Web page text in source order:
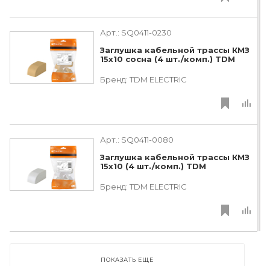
Арт.: SQ0411-0230
Заглушка кабельной трассы КМЗ
15х10 сосна (4 шт./комп.) TDM
Бренд: TDM ЕLECTRIC
Арт.: SQ0411-0080
Заглушка кабельной трассы КМЗ
15х10 (4 шт./комп.) TDM
Бренд: TDM ЕLECTRIC
ПОКАЗАТЬ ЕЩЕ